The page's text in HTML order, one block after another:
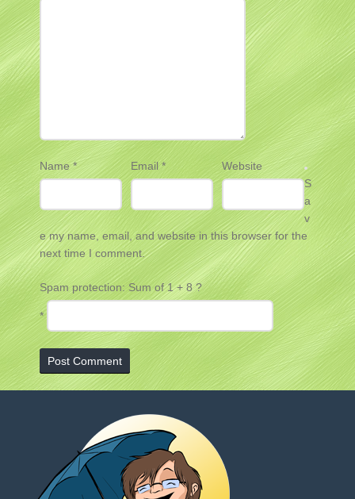
Name* Email*
Website
S
a
v
e my name, email, and website in this browser for the
next time I comment.
Spam protection: Sum of 1 + 8 ?
*